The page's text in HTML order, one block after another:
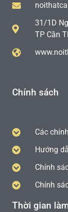
31/1D
TP Cần
Chính sách
Các
Hướng
Chính
Chính
Thời gian